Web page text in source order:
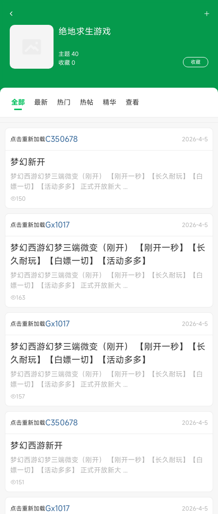
绝地求生游戏
主题 40
收藏 0
收藏
全部 最新 热门 热帖 精华 查看
点击重新加载C350678 2026-4-5
梦幻新开
梦幻西游幻梦三端微变（刚开） 【刚开一秒】【长久耐玩】【白
嫖一切】【活动多多】 正式开放新大 ...
150
点击重新加载Gx1017 2026-4-5
梦幻西游幻梦三端微变（刚开） 【刚开一秒】【长
久耐玩】【白嫖一切】【活动多多】
梦幻西游幻梦三端微变（刚开） 【刚开一秒】【长久耐玩】【白
嫖一切】【活动多多】 正式开放新大 ...
163
点击重新加载Gx1017 2026-4-5
梦幻西游幻梦三端微变（刚开） 【刚开一秒】【长
久耐玩】【白嫖一切】【活动多多】
梦幻西游幻梦三端微变（刚开） 【刚开一秒】【长久耐玩】【白
嫖一切】【活动多多】 正式开放新大 ...
157
点击重新加载C350678 2026-4-5
梦幻西游新开
梦幻西游幻梦三端微变（刚开） 【刚开一秒】【长久耐玩】【白
嫖一切】【活动多多】 正式开放新大 ...
151
点击重新加载Gx1017 2026-4-5